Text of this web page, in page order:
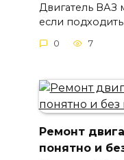
Двигатель ВАЗ
если подходить
0 7
Ремонт
понятно и